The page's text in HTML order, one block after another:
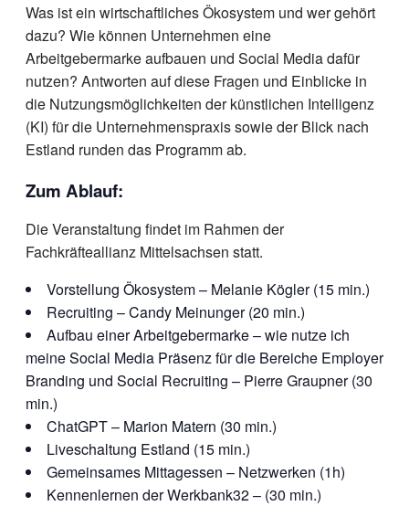
Was ist ein wirtschaftliches Ökosystem und wer gehört
dazu? Wie können Unternehmen eine
Arbeitgebermarke aufbauen und Social Media dafür
nutzen? Antworten auf diese Fragen und Einblicke in
die Nutzungsmöglichkeiten der künstlichen Intelligenz
(KI) für die Unternehmenspraxis sowie der Blick nach
Estland runden das Programm ab.
Zum Ablauf:
Die Veranstaltung findet im Rahmen der
Fachkräfteallianz Mittelsachsen statt.
Vorstellung Ökosystem – Melanie Kögler (15 min.)
Recruiting – Candy Meinunger (20 min.)
Aufbau einer Arbeitgebermarke – wie nutze ich
meine Social Media Präsenz für die Bereiche Employer
Branding und Social Recruiting – Pierre Graupner (30
min.)
ChatGPT – Marion Matern (30 min.)
Liveschaltung Estland (15 min.)
Gemeinsames Mittagessen – Netzwerken (1h)
Kennenlernen der Werkbank32 – (30 min.)